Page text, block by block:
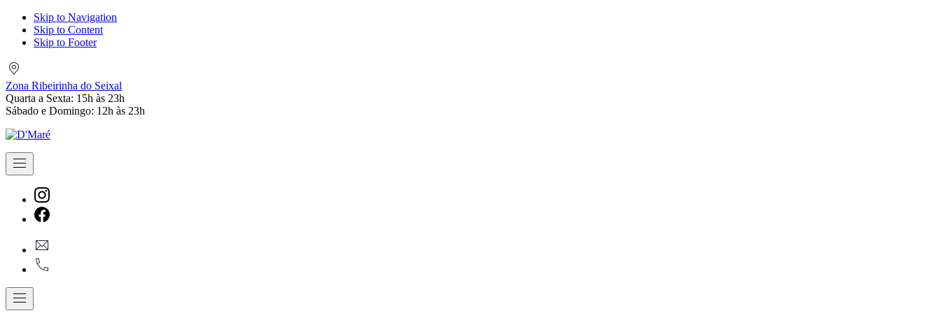
Skip to Navigation
Skip to Content
Skip to Footer
do
Seixal
Zona Ribeirinha do Seixal
Quarta a Sexta: 15h às 23h
Sábado e Domingo: 12h às 23h
Navigation
New
Window
Window